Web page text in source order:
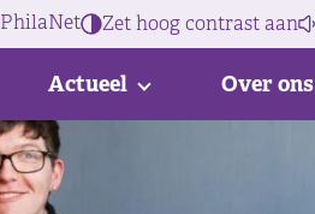
PhilaNet Zet hoog contrast aan
Actueel Over ons